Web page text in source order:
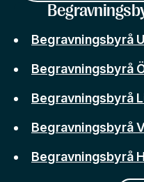
Begravningsbyrå
Begravningsbyrå
Begravningsbyrå
Begravningsbyrå
Begravningsbyrå